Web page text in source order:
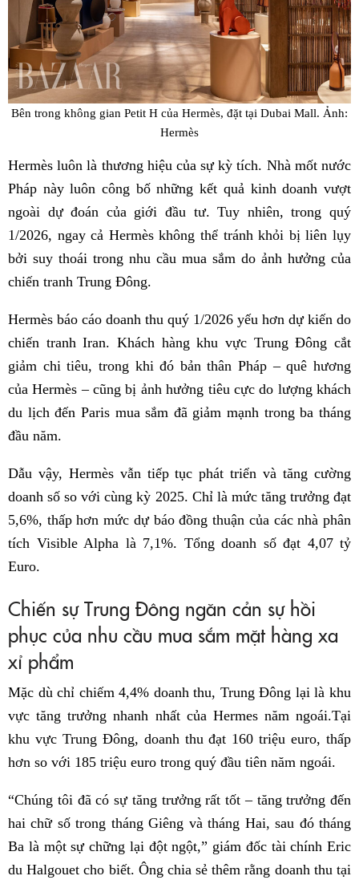
Bên trong không gian Petit H của Hermès, đặt tại Dubai Mall. Ảnh:
Hermès
Hermès luôn là thương hiệu của sự kỳ tích. Nhà mốt nước
Pháp này luôn công bố những kết quả kinh doanh vượt
ngoài dự đoán của giới đầu tư. Tuy nhiên, trong quý
1/2026, ngay cả Hermès không thể tránh khỏi bị liên lụy
bởi suy thoái trong nhu cầu mua sắm do ảnh hưởng của
chiến tranh Trung Đông.
Hermès báo cáo doanh thu quý 1/2026 yếu hơn dự kiến ​​do
chiến tranh Iran. Khách hàng khu vực Trung Đông cắt
giảm chi tiêu, trong khi đó bản thân Pháp – quê hương
của Hermès – cũng bị ảnh hưởng tiêu cực do lượng khách
du lịch đến Paris mua sắm đã giảm mạnh trong ba tháng
đầu năm.
Dẫu vậy, Hermès vẫn tiếp tục phát triển và tăng cường
doanh số so với cùng kỳ 2025. Chỉ là mức tăng trưởng đạt
5,6%, thấp hơn mức dự báo đồng thuận của các nhà phân
tích Visible Alpha là 7,1%. Tổng doanh số đạt 4,07 tỷ
Euro.
Chiến sự Trung Đông ngăn cản sự hồi
phục của nhu cầu mua sắm mặt hàng xa
xỉ phẩm
Mặc dù chỉ chiếm 4,4% doanh thu, Trung Đông lại là khu
vực tăng trưởng nhanh nhất của Hermes năm ngoái.Tại
khu vực Trung Đông, doanh thu đạt 160 triệu euro, thấp
hơn so với 185 triệu euro trong quý đầu tiên năm ngoái.
“Chúng tôi đã có sự tăng trưởng rất tốt – tăng trưởng đến
hai chữ số trong tháng Giêng và tháng Hai, sau đó tháng
Ba là một sự chững lại đột ngột,” giám đốc tài chính Eric
du Halgouet cho biết. Ông chia sẻ thêm rằng doanh thu tại